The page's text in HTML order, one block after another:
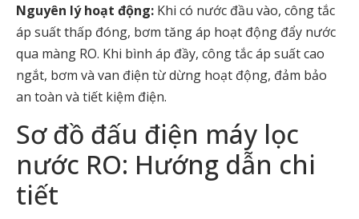
Nguyên lý hoạt động: Khi có nước đầu vào, công tắc
áp suất thấp đóng, bơm tăng áp hoạt động đẩy nước
qua màng RO. Khi bình áp đầy, công tắc áp suất cao
ngắt, bơm và van điện từ dừng hoạt động, đảm bảo
an toàn và tiết kiệm điện.
Sơ đồ đấu điện máy lọc
nước RO: Hướng dẫn chi
tiết